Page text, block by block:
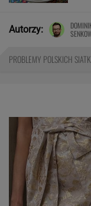
Autorzy:
PROBLEMY POLSKICH